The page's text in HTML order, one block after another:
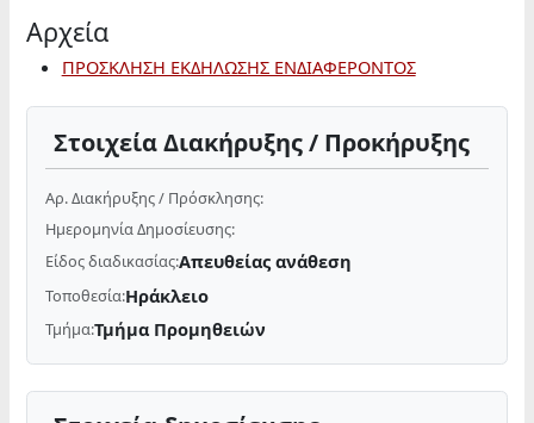
Αρχεία
ΠΡΟΣΚΛΗΣΗ ΕΚΔΗΛΩΣΗΣ ΕΝΔΙΑΦΕΡΟΝΤΟΣ
Στοιχεία Διακήρυξης / Προκήρυξης
Αρ. Διακήρυξης / Πρόσκλησης:
Ημερομηνία Δημοσίευσης:
Είδος διαδικασίας:Απευθείας ανάθεση
Τοποθεσία:Ηράκλειο
Τμήμα:Τμήμα Προμηθειών